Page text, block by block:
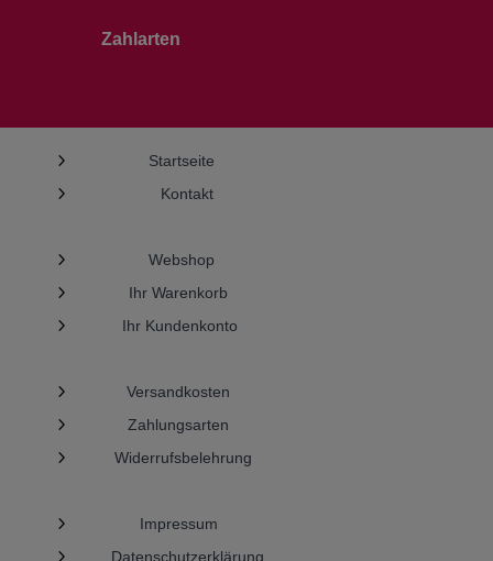
Zahlarten
5 Startseite
5 Kontakt
5 Webshop
5 Ihr Warenkorb
5 Ihr Kundenkonto
5 Versandkosten
5 Zahlungsarten
5 Widerrufsbelehrung
5 Impressum
5 Datenschutzerklärung